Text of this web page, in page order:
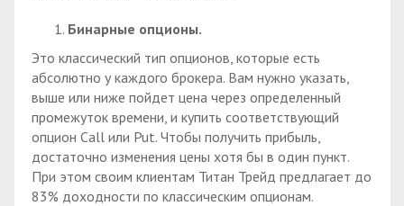
Бинарные опционы.
Это классический тип опционов, которые есть
абсолютно у каждого брокера. Вам нужно указать,
выше или ниже пойдет цена через определенный
промежуток времени, и купить соответствующий
опцион Call или Put. Чтобы получить прибыль,
достаточно изменения цены хотя бы в один пункт.
При этом своим клиентам Титан Трейд предлагает до
83% доходности по классическим опционам.